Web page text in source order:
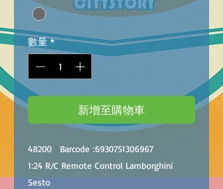
數量 *
新增至購物車
48200 Barcode :6930751306967
1:24 R/C Remote Control Lamborghini
Sesto